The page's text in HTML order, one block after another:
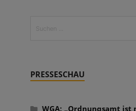
PRESSESCHAU
WGA: „Ordnungsamt ist